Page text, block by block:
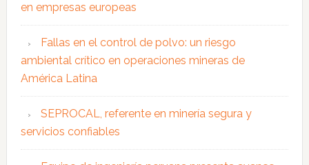
en empresas europeas
Fallas en el control de polvo: un riesgo
ambiental crítico en operaciones mineras de
América Latina
SEPROCAL, referente en minería segura y
servicios confiables